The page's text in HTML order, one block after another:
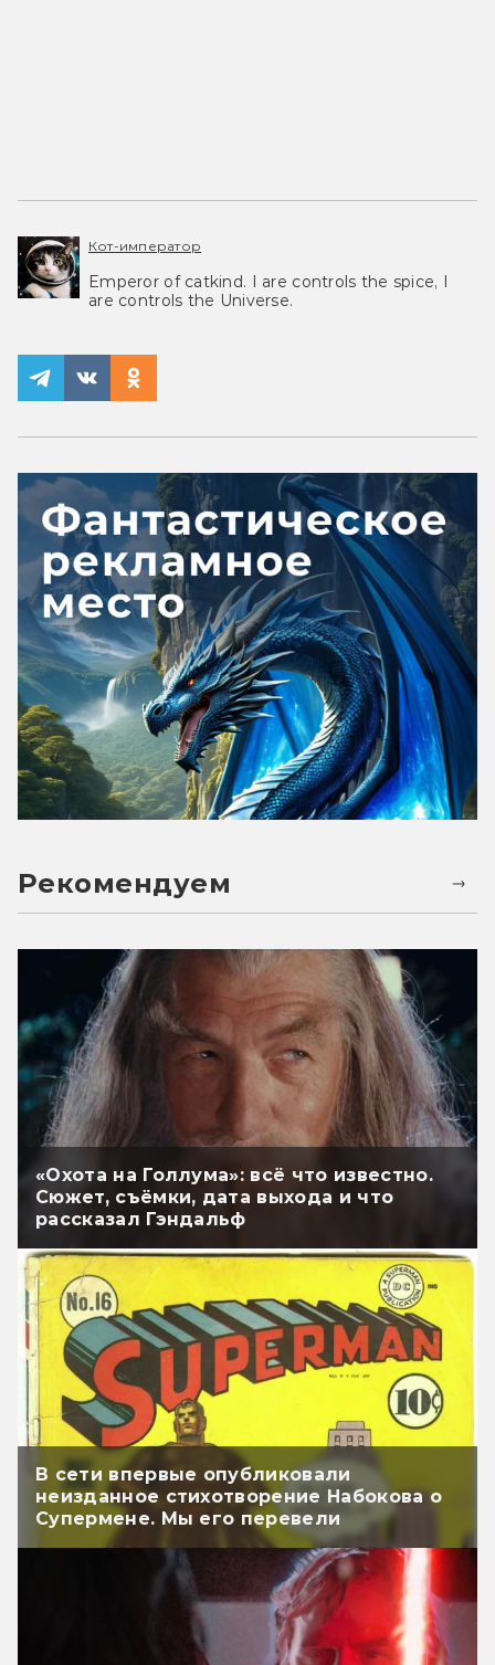
Кот-император
Emperor of catkind. I are controls the spice, I
are controls the Universe.
Рекомендуем
«Охота на Голлума»: всё что известно.
Сюжет, съёмки, дата выхода и что
рассказал Гэндальф
В сети впервые опубликовали
неизданное стихотворение Набокова о
Супермене. Мы его перевели